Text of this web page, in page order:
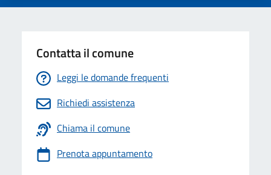
Contatta il comune
Leggi le domande frequenti
Richiedi assistenza
Chiama il comune
Prenota appuntamento